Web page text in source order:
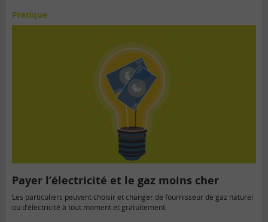
Pratique
Payer l’électricité et le gaz moins cher
Les particuliers peuvent choisir et changer de fournisseur de gaz naturel
ou d’électricité à tout moment et gratuitement.